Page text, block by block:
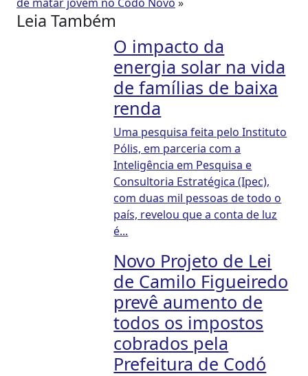
Leia Também
O impacto da
energia solar na vida
de famílias de baixa
renda
Uma pesquisa feita pelo Instituto
Pólis, em parceria com a
Inteligência em Pesquisa e
Consultoria Estratégica (Ipec),
com duas mil pessoas de todo o
país, revelou que a conta de luz
é...
Novo Projeto de Lei
de Camilo Figueiredo
prevê aumento de
todos os impostos
cobrados pela
Prefeitura de Codó